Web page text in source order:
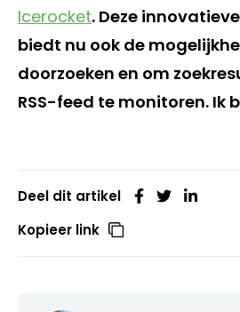
Icerocket. Deze
biedt nu ook de
doorzoeken en om
RSS-feed te monitoren. Ik
Deel dit artikel
Kopieer link